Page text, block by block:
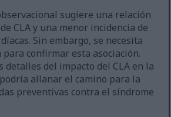
sugiere una relación
CLA y una menor incidencia de
Sin embargo, se necesita
confirmar esta asociación.
detalles del impacto del CLA en la
allanar el camino para la
preventivas contra el síndrome